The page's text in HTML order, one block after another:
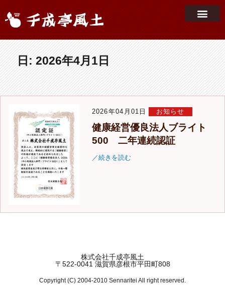
日:2026年4月1日
2026年04月01日 お知らせ
健康経営優良法人ブライト
500 二年連続認証
／続きを読む
株式会社千成亭風土
〒522-0041 滋賀県彦根市平田町808
Copyright (C) 2004-2010 Sennaritei All right reserved.